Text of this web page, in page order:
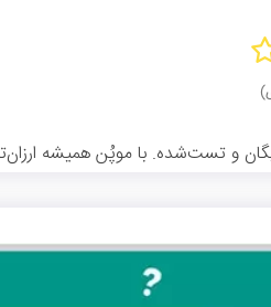
و تست‌شده. با موپُن همیشه